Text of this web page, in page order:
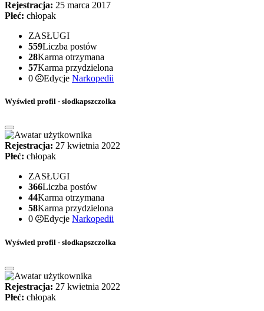
Rejestracja: 25 marca 2017
Płeć: chłopak
ZASŁUGI
559Liczba postów
28Karma otrzymana
57Karma przydzielona
0
Edycje Narkopedii
Wyświetl profil - slodkapszczolka
Rejestracja: 27 kwietnia 2022
Płeć: chłopak
ZASŁUGI
366Liczba postów
44Karma otrzymana
58Karma przydzielona
0
Edycje Narkopedii
Wyświetl profil - slodkapszczolka
Rejestracja: 27 kwietnia 2022
Płeć: chłopak